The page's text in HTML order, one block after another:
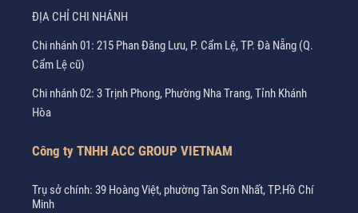
ĐỊA CHỈ CHI NHÁNH
Chi nhánh 01: 215 Phan Đăng Lưu, P. Cẩm Lệ, TP. Đà Nẵng (Q.
Cẩm Lệ cũ)
Chi nhánh 02: 3 Trịnh Phong, Phường Nha Trang, Tỉnh Khánh
Hòa
Công ty TNHH ACC GROUP VIETNAM
Trụ sở chính: 39 Hoàng Việt, phường Tân Sơn Nhất, TP.Hồ Chí
Minh